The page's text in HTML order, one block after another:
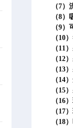
（7
（8
（9
（10
（11
（12
（13
（14
（15
（16
（17
（18